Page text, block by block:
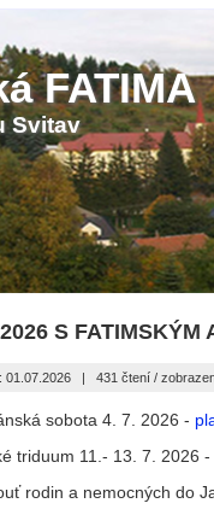
FATIMA
Svitav
S FATIMSKÝM
01.07.2026 |431 čtení /
sobota 4. 7. 2026 -
triduum 11.- 13. 7. 2026 -
rodin a nemocných do